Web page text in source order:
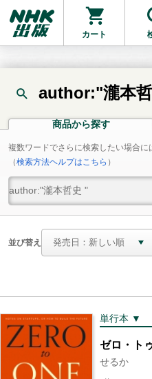
カート
author:"瀧本
商品から探す
複数ワードでさらに検索したい場合
（検索方法ヘルプはこちら ）
並び替え
単行本 ▼
ゼロ・ト
せるか